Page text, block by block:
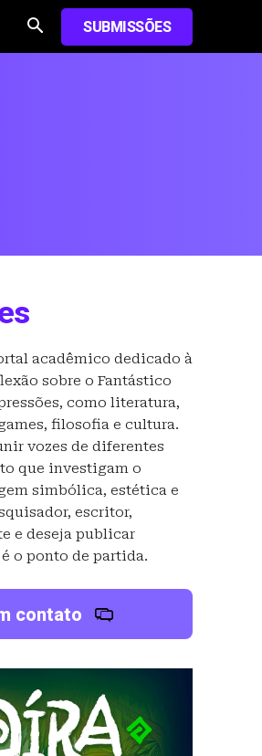
SUBMISSÕES
acadêmico dedicado à
sobre o Fantástico
como literatura,
filosofia e cultura.
vozes de diferentes
que investigam o
simbólica, estética e
escritor,
e deseja publicar
o ponto de partida.
contato